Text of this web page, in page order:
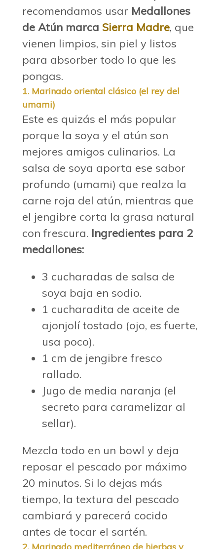
recomendamos usar Medallones
de Atún marca Sierra Madre, que
vienen limpios, sin piel y listos
para absorber todo lo que les
pongas.
1. Marinado oriental clásico (el rey del
umami)
Este es quizás el más popular
porque la soya y el atún son
mejores amigos culinarios. La
salsa de soya aporta ese sabor
profundo (umami) que realza la
carne roja del atún, mientras que
el jengibre corta la grasa natural
con frescura. Ingredientes para 2
medallones:
3 cucharadas de salsa de
soya baja en sodio.
1 cucharadita de aceite de
ajonjolí tostado (ojo, es fuerte,
usa poco).
1 cm de jengibre fresco
rallado.
Jugo de media naranja (el
secreto para caramelizar al
sellar).
Mezcla todo en un bowl y deja
reposar el pescado por máximo
20 minutos. Si lo dejas más
tiempo, la textura del pescado
cambiará y parecerá cocido
antes de tocar el sartén.
2. Marinado mediterráneo de hierbas y